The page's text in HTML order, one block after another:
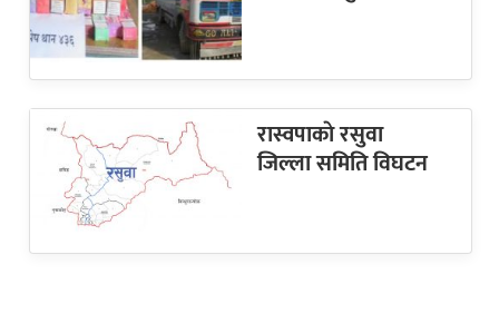
रास्वपाकाे रसुवा
जिल्ला समिति विघटन